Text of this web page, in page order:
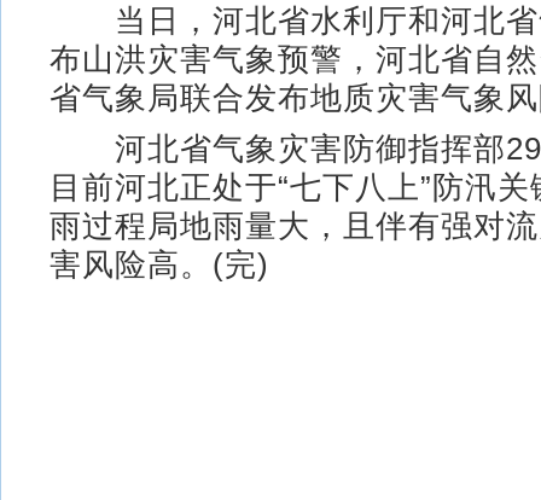
当日，河北省水利厅和河北省
布山洪灾害气象预警，河北省自
省气象局联合发布地质灾害气象
河北省气象灾害防御指挥部29
目前河北正处于“七下八上”防汛
雨过程局地雨量大，且伴有强对
害风险高。(完)